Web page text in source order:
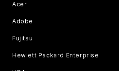
Acer
Adobe
Fujitsu
Hewlett Packard Enterprise